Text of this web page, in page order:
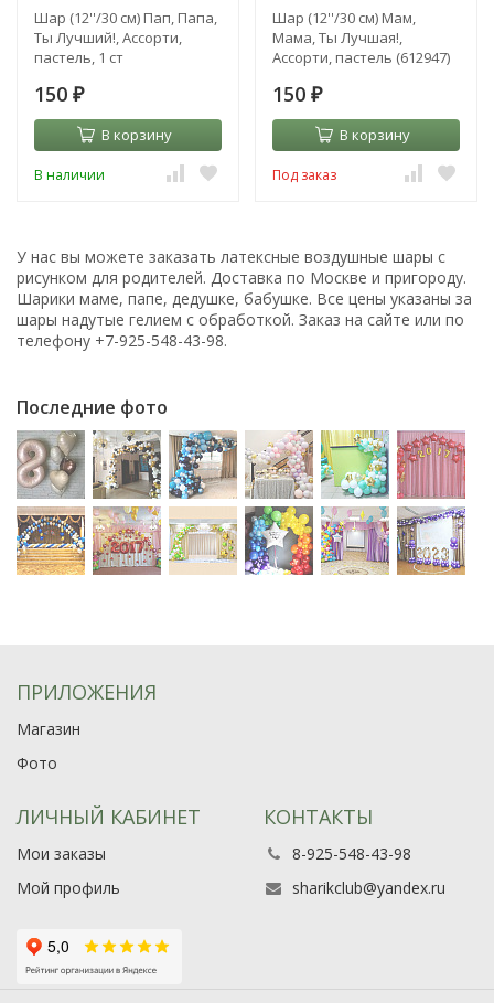
Шар (12''/30 см) Пап, Папа,
Ты Лучший!, Ассорти,
пастель, 1 ст
150 ₽
В корзину
В наличии
Шар (12''/30 см) Мам,
Мама, Ты Лучшая!,
Ассорти, пастель (612947)
150 ₽
В корзину
Под заказ
У нас вы можете заказать латексные воздушные шары с
рисунком для родителей. Доставка по Москве и пригороду.
Шарики маме, папе, дедушке, бабушке. Все цены указаны за
шары надутые гелием с обработкой. Заказ на сайте или по
телефону +7-925-548-43-98.
Последние фото
ПРИЛОЖЕНИЯ
Магазин
Фото
ЛИЧНЫЙ КАБИНЕТ
Мои заказы
Мой профиль
КОНТАКТЫ
8-925-548-43-98
sharikclub@yandex.ru